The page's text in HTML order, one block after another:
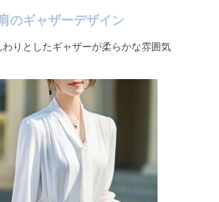
のギャザーデザイン
わりとしたギャザーが柔らかな雰囲気